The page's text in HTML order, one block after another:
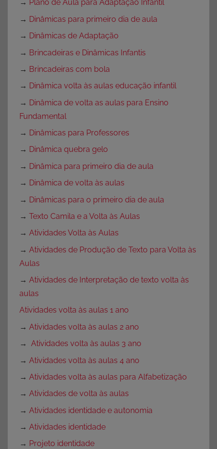
→ Plano de Aula para Adaptação Infantil
→ Dinâmicas para primeiro dia de aula
→ Dinâmicas de Adaptação
→ Brincadeiras e Dinâmicas Infantis
→ Brincadeiras com bola
→ Dinâmica volta às aulas educação infantil
→ Dinâmica de volta as aulas para Ensino
Fundamental
→ Dinâmicas para Professores
→ Dinâmica quebra gelo
→ Dinâmica para primeiro dia de aula
→ Dinâmica de volta às aulas
→ Dinâmicas para o primeiro dia de aula
→ Texto Camila e a Volta às Aulas
→ Atividades Volta às Aulas
→ Atividades de Produção de Texto para Volta às
Aulas
→ Atividades de Interpretação de texto volta às
aulas
Atividades volta às aulas 1 ano
→ Atividades volta às aulas 2 ano
→ Atividades volta às aulas 3 ano
→ Atividades volta às aulas 4 ano
→ Atividades volta às aulas para Alfabetização
→ Atividades de volta às aulas
→ Atividades identidade e autonomia
→ Atividades identidade
→ Projeto identidade